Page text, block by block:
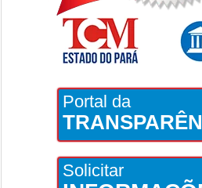
Portal da
Solicitar